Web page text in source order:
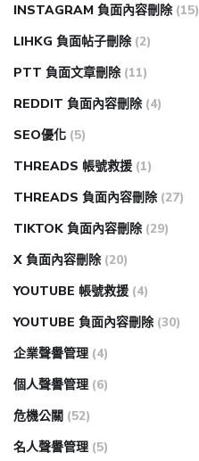
INSTAGRAM 負面內容刪除 (15)
LIHKG 負面帖子刪除 (2)
PTT 負面文章刪除 (11)
REDDIT 負面內容刪除 (4)
SEO優化 (5)
THREADS 帳號救援 (1)
THREADS 負面內容刪除 (27)
TIKTOK 負面內容刪除 (29)
X 負面內容刪除 (20)
YOUTUBE 帳號救援 (4)
YOUTUBE 負面內容刪除 (30)
企業聲譽管理 (4)
個人聲譽管理 (6)
危機公關 (52)
名人聲譽管理 (5)